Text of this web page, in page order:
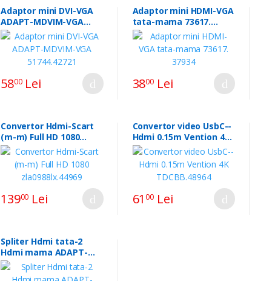
Adaptor mini DVI-VGA
ADAPT-MDVIM-VGA
51744.42721
5800Lei
Adaptor mini HDMI-VGA
tata-mama 73617.
37934
3800Lei
Convertor Hdmi-Scart
(m-m) Full HD 1080
zla0988lx.44969
13900 Lei
Convertor video UsbC--
Hdmi 0.15m Vention 4K
TDCBB.48964
61 00Lei
Spliter Hdmi tata-2
Hdmi mama ADAPT-
HDMIM-2HDMI 68783
42668